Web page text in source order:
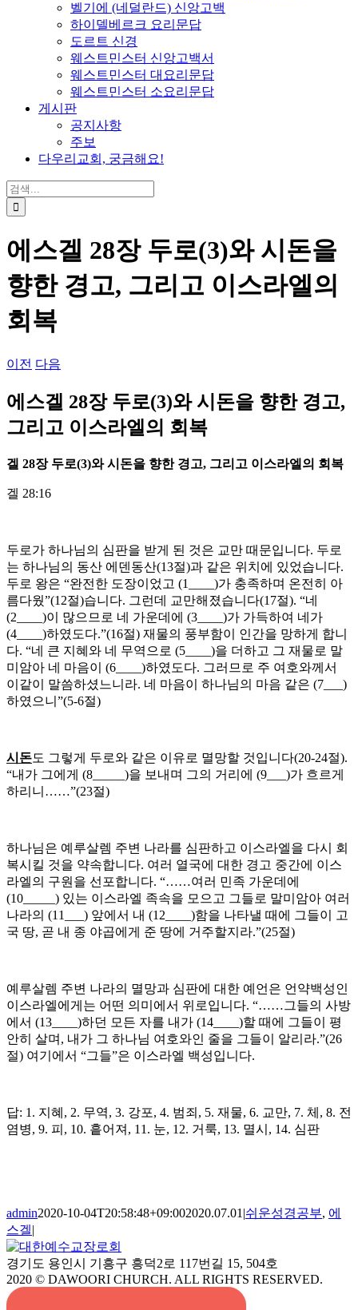
벨기에 (네덜란드) 신앙고백
하이델베르크 요리문답
도르트 신경
웨스트민스터 신앙고백서
웨스트민스터 대요리문답
웨스트민스터 소요리문답
게시판
공지사항
주보
다우리교회, 궁금해요!
검
색
...
에스겔 28장 두로(3)와 시돈을
향한 경고, 그리고 이스라엘의
회복
이전 다음
에스겔 28장 두로(3)와 시돈을 향한 경고,
그리고 이스라엘의 회복
겔 28장 두로(3)와 시돈을 향한 경고, 그리고 이스라엘의 회복
겔 28:16
두로가 하나님의 심판을 받게 된 것은 교만 때문입니다. 두로
는 하나님의 동산 에덴동산(13절)과 같은 위치에 있었습니다.
두로 왕은 “완전한 도장이었고 (1____)가 충족하며 온전히 아
름다웠”(12절)습니다. 그런데 교만해졌습니다(17절). “네
(2____)이 많으므로 네 가운데에 (3____)가 가득하여 네가
(4____)하였도다.”(16절) 재물의 풍부함이 인간을 망하게 합니
다. “네 큰 지혜와 네 무역으로 (5____)을 더하고 그 재물로 말
미암아 네 마음이 (6____)하였도다. 그러므로 주 여호와께서
이같이 말씀하셨느니라. 네 마음이 하나님의 마음 같은 (7___)
하였으니”(5-6절)
시돈도 그렇게 두로와 같은 이유로 멸망할 것입니다(20-24절).
“내가 그에게 (8_____)을 보내며 그의 거리에 (9___)가 흐르게
하리니……”(23절)
하나님은 예루살렘 주변 나라를 심판하고 이스라엘을 다시 회
복시킬 것을 약속합니다. 여러 열국에 대한 경고 중간에 이스
라엘의 구원을 선포합니다. “……여러 민족 가운데에
(10_____) 있는 이스라엘 족속을 모으고 그들로 말미암아 여러
나라의 (11___) 앞에서 내 (12____)함을 나타낼 때에 그들이 고
국 땅, 곧 내 종 야곱에게 준 땅에 거주할지라.”(25절)
예루살렘 주변 나라의 멸망과 심판에 대한 예언은 언약백성인
이스라엘에게는 어떤 의미에서 위로입니다. “……그들의 사방
에서 (13____)하던 모든 자를 내가 (14____)할 때에 그들이 평
안히 살며, 내가 그 하나님 여호와인 줄을 그들이 알리라.”(26
절) 여기에서 “그들”은 이스라엘 백성입니다.
답: 1. 지혜, 2. 무역, 3. 강포, 4. 범죄, 5. 재물, 6. 교만, 7. 체, 8. 전
염병, 9. 피, 10. 흩어져, 11. 눈, 12. 거룩, 13. 멸시, 14. 심판
admin2020-10-04T20:58:48+09:002020.07.01 |쉬운성경공부, 에
스겔|
경기도 용인시 기흥구 흥덕2로 117번길 15, 504호
2020 © DAWOORI CHURCH. ALL RIGHTS RESERVED.
YouTube
Facebook
Cafe